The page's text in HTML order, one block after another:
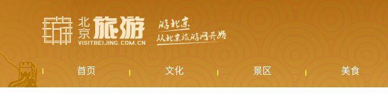
首页 文化 景区 美食